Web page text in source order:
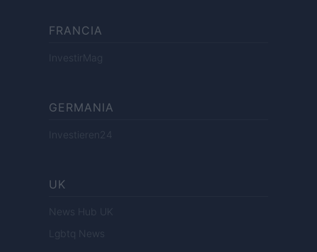
FRANCIA
InvestirMag
GERMANIA
Investieren24
UK
News Hub UK
Lgbtq News